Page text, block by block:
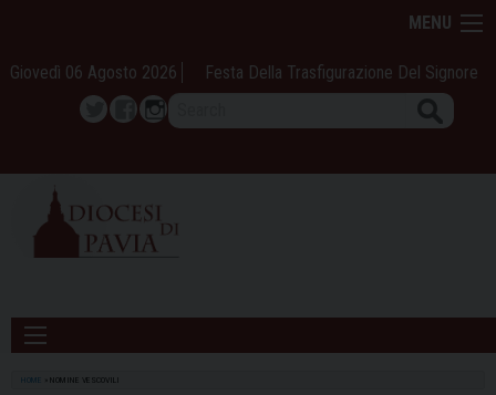
content
MENU
Giovedì 06 Agosto 2026 Festa Della Trasfigurazione Del Signore
TwitterFacebook
Instagram
HOME NOMINE VESCOVILI